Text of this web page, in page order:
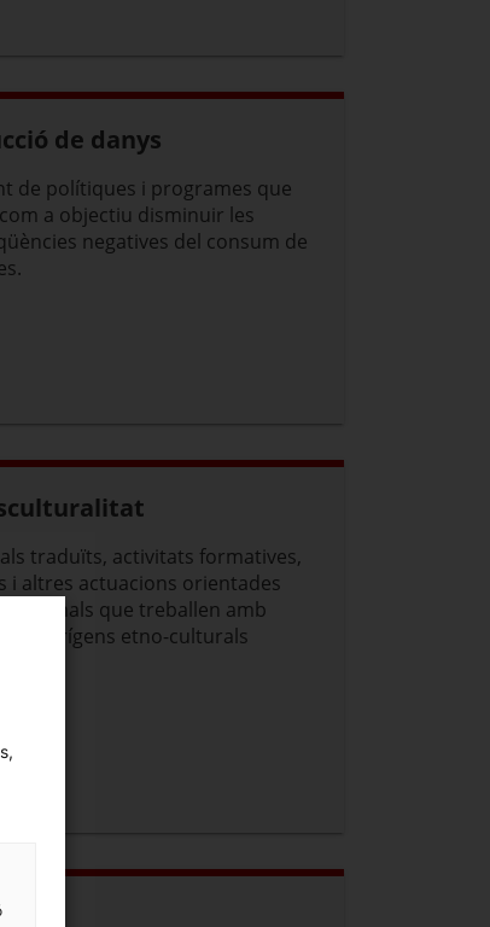
de danys
de polítiques i programes que
a objectiu disminuir les
negatives del consum de
traduïts, activitats formatives,
i altres actuacions orientades
que treballen amb
d'orígens etno-culturals